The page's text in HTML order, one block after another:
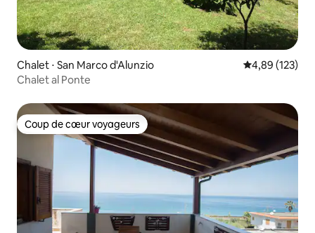
Chalet ⋅ San Marco d'Alunzio Évaluation
4,89 (123)
Chalet al Ponte
Coup de cœur voyageurs
Coup de cœur voyageurs